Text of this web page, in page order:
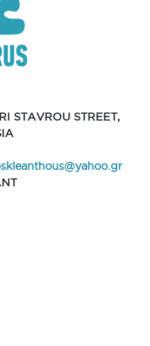
STAVROU STREET,